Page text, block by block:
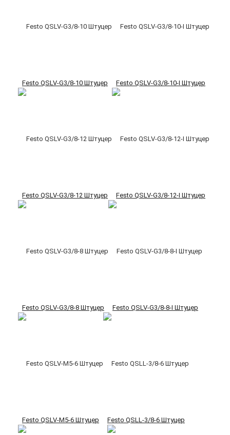
Festo QSLV-G3/8-10 Штуцер Festo QSLV-G3/8-10-I Штуцер
Festo QSLV-G3/8-12 Штуцер Festo QSLV-G3/8-12-I Штуцер
Festo QSLV-G3/8-8 Штуцер Festo QSLV-G3/8-8-I Штуцер
Festo QSLV-M5-6 Штуцер Festo QSLL-3/8-6 Штуцер